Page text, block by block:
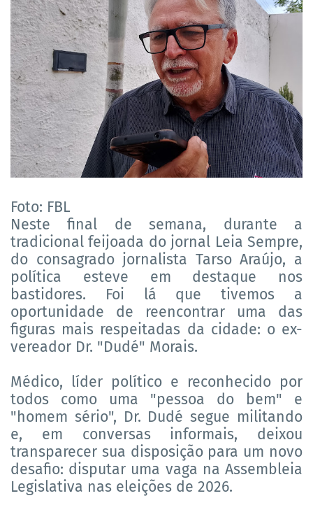
Foto: FBL
Neste final de semana, durante a
tradicional feijoada do jornal Leia Sempre,
do consagrado jornalista Tarso Araújo, a
política esteve em destaque nos
bastidores. Foi lá que tivemos a
oportunidade de reencontrar uma das
figuras mais respeitadas da cidade: o ex-
vereador Dr. "Dudé" Morais.
Médico, líder político e reconhecido por
todos como uma "pessoa do bem" e
"homem sério", Dr. Dudé segue militando
e, em conversas informais, deixou
transparecer sua disposição para um novo
desafio: disputar uma vaga na Assembleia
Legislativa nas eleições de 2026.